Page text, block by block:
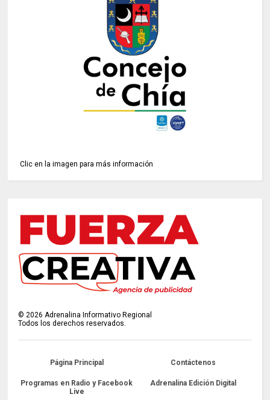
Clic en la imagen para más información
©2026 Adrenalina Informativo Regional
Todos los derechos reservados.
Página Principal Contáctenos
Programas en Radio y Facebook
Live
Adrenalina Edición Digital